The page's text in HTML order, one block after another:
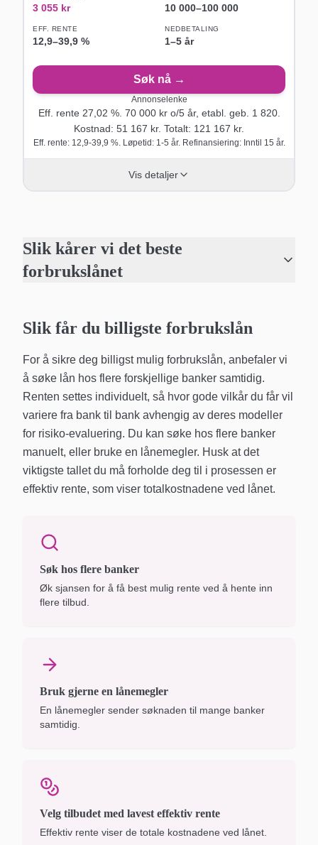
3 055 kr 10 000–100 000
EFF. RENTE
12,9–39,9 %
NEDBETALING
1–5 år
Søk nå →
Annonselenke
Eff. rente 27,02 %. 70 000kr o/5år, etabl. geb. 1 820.
Kostnad: 51 167 kr. Totalt: 121 167 kr.
Eff. rente: 12,9-39,9 %. Løpetid: 1-5 år. Refinansiering: Inntil 15 år.
Vis detaljer
Slik kårer vi det beste
forbrukslånet
Slik får du billigste forbrukslån
For å sikre deg billigst mulig forbrukslån, anbefaler vi
å søke lån hos flere forskjellige banker samtidig.
Renten settes individuelt, så hvor gode vilkår du får vil
variere fra bank til bank avhengig av deres modeller
for risiko-evaluering. Du kan søke hos flere banker
manuelt, eller bruke en lånemegler. Husk at det
viktigste tallet du må forholde deg til i prosessen er
effektiv rente, som viser totalkostnadene ved lånet.
Søk hos flere banker
Øk sjansen for å få best mulig rente ved å hente inn
flere tilbud.
Bruk gjerne en lånemegler
En lånemegler sender søknaden til mange banker
samtidig.
Velg tilbudet med lavest effektiv rente
Effektiv rente viser de totale kostnadene ved lånet.